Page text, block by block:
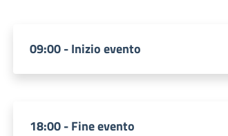
09:00 - Inizio evento
18:00 - Fine evento